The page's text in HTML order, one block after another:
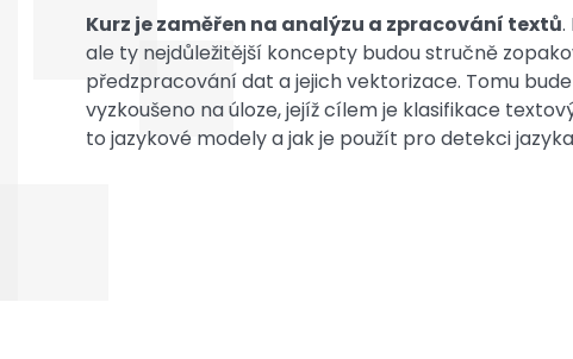
Kurz je zaměřen na analýzu a zpracování textů.
ale ty nejdůležitější koncepty budou stručně
předzpracování dat a jejich vektorizace. Tomu
vyzkoušeno na úloze, jejíž cílem je klasifikace
to jazykové modely a jak je použít pro detekci